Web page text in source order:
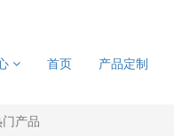
首页 产品定制
产品